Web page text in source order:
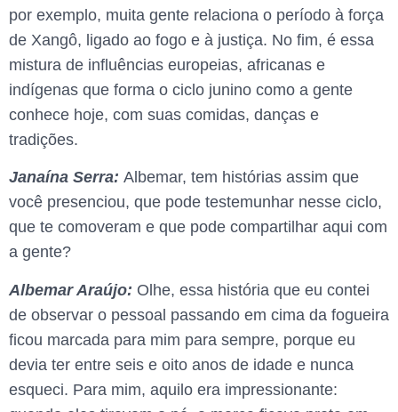
por exemplo, muita gente relaciona o período à força
de Xangô, ligado ao fogo e à justiça. No fim, é essa
mistura de influências europeias, africanas e
indígenas que forma o ciclo junino como a gente
conhece hoje, com suas comidas, danças e
tradições.
Janaína Serra: Albemar, tem histórias assim que
você presenciou, que pode testemunhar nesse ciclo,
que te comoveram e que pode compartilhar aqui com
a gente?
Albemar Araújo: Olhe, essa história que eu contei
de observar o pessoal passando em cima da fogueira
ficou marcada para mim para sempre, porque eu
devia ter entre seis e oito anos de idade e nunca
esqueci. Para mim, aquilo era impressionante: